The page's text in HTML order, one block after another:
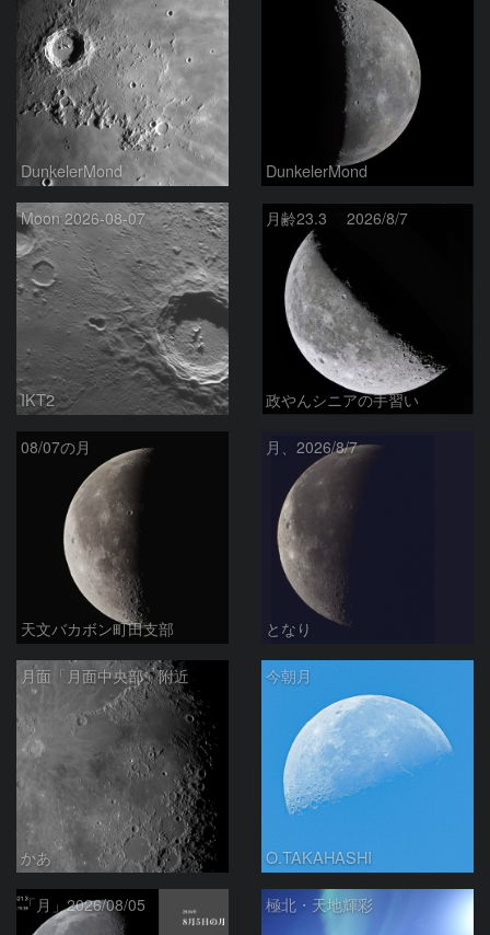
DunkelerMond DunkelerMond
Moon 2026-08-07
IKT2
月齢23.3 2026/8/7
政やんシニアの手習い
08/07の月
天文バカボン町田支部
月、2026/8/7
となり
月面「月面中央部」附近
かあ
今朝月
O.TAKAHASHI
「月」2026/08/05 極北・天地輝彩